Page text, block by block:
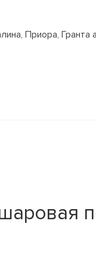
Приора, Гранта